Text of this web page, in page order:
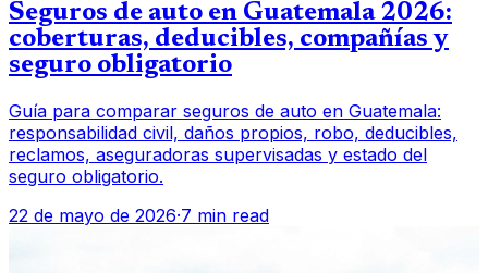
Seguros de auto en Guatemala 2026:
coberturas, deducibles, compañías y
seguro obligatorio
Guía para comparar seguros de auto en Guatemala:
responsabilidad civil, daños propios, robo, deducibles,
reclamos, aseguradoras supervisadas y estado del
seguro obligatorio.
22 de mayo de 2026·7 min read